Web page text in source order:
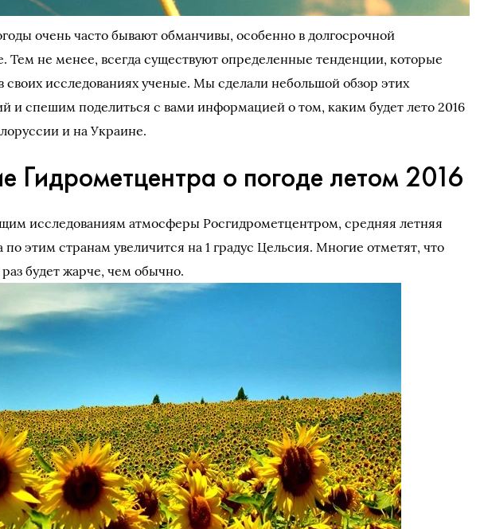
очень часто бывают обманчивы, особенно в долгосрочной
Тем не менее, всегда существуют определенные тенденции, которые
своих исследованиях ученые. Мы сделали небольшой обзор этих
и спешим поделиться с вами информацией о том, каким будет лето 2016
и на Украине.
Гидрометцентра о погоде летом 2016
исследованиям атмосферы Росгидрометцентром, средняя летняя
по этим странам увеличится на 1 градус Цельсия. Многие отметят, что
раз будет жарче, чем обычно.